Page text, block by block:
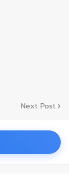
Next Post